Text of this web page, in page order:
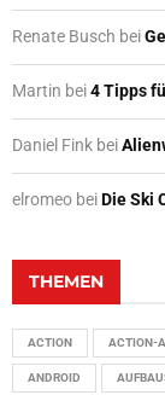
Renate Busch bei
Martin bei4 Tipps
Daniel Fink bei
elromeo beiDie Ski
THEMEN
ACTION ACTION-
ANDROID